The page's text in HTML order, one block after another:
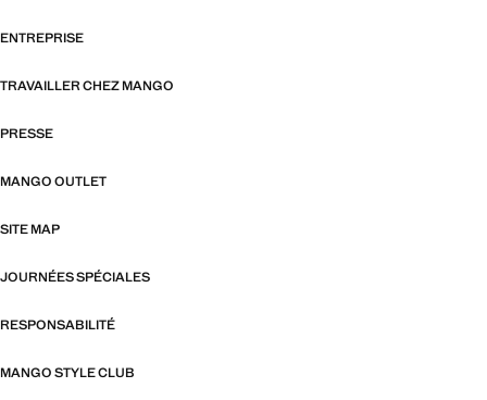
ENTREPRISE
TRAVAILLER CHEZ MANGO
PRESSE
MANGO OUTLET
SITE MAP
JOURNÉES SPÉCIALES
RESPONSABILITÉ
MANGO STYLE CLUB